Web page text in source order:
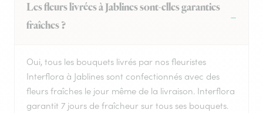
Les fleurs livrées à Jablines sont-elles garanties
fraîches ?
Oui, tous les bouquets livrés par nos fleuristes
Interflora à Jablines sont confectionnés avec des
fleurs fraîches le jour même de la livraison. Interflora
garantit 7 jours de fraîcheur sur tous ses bouquets.